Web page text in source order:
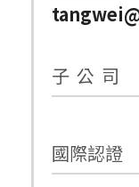
子 公 司
國際認證